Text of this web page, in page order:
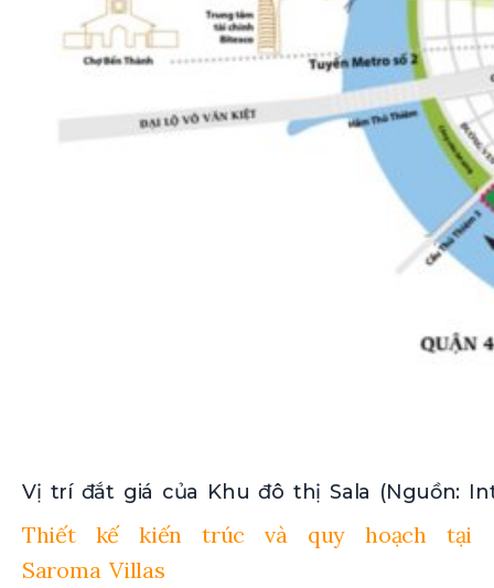
Vị trí đắt giá của Khu đô thị Sala (Nguồn:
Thiết kế kiến trúc và quy hoạch tại
Saroma Villas